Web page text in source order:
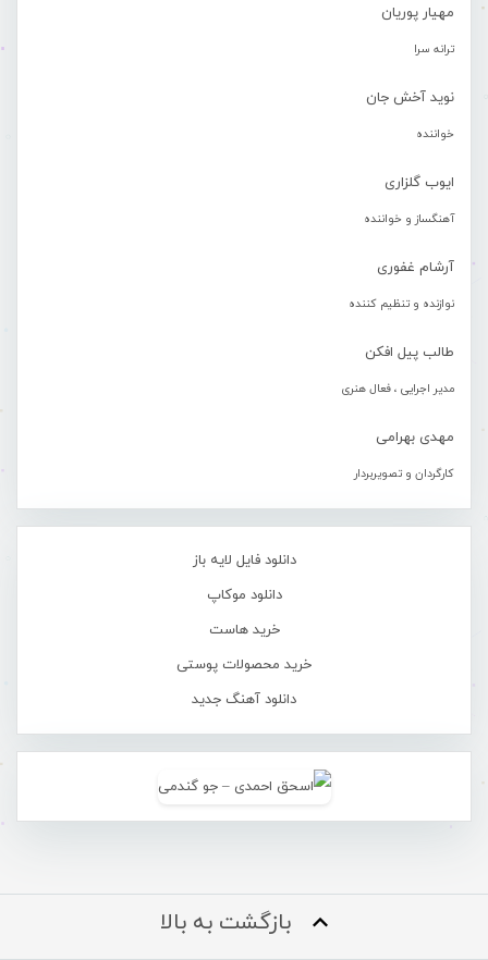
مهیار پوریان
ترانه سرا
نوید آخش جان
خواننده
ایوب گلزاری
آهنگساز و خواننده
آرشام غفوری
نوازنده و تنظیم کننده
طالب پیل افکن
مدیر اجرایی ، فعال هنری
مهدی بهرامی
کارگردان و تصویربردار
دانلود فایل لایه باز
دانلود موکاپ
خرید هاست
خرید محصولات پوستی
دانلود آهنگ جدید
بازگشت به بالا